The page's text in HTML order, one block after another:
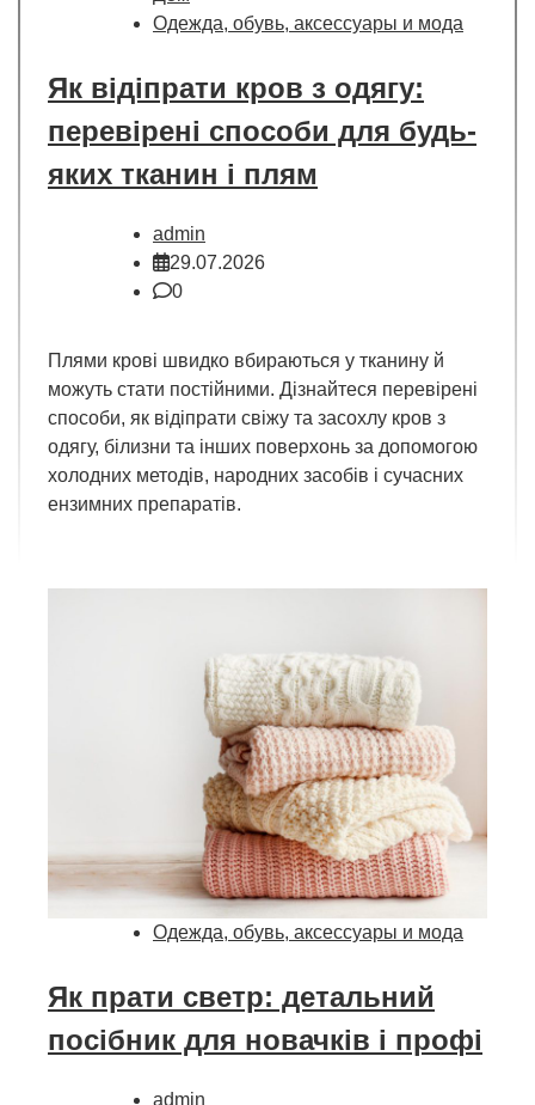
Одежда, обувь, аксессуары и мода
Як відіпрати кров з одягу:
перевірені способи для будь-
яких тканин і плям
admin
29.07.2026
0
Плями крові швидко вбираються у тканину й
можуть стати постійними. Дізнайтеся перевірені
способи, як відіпрати свіжу та засохлу кров з
одягу, білизни та інших поверхонь за допомогою
холодних методів, народних засобів і сучасних
ензимних препаратів.
Одежда, обувь, аксессуары и мода
Як прати светр: детальний
посібник для новачків і профі
admin